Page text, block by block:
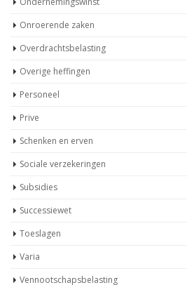
Ondernemingswinst
Onroerende zaken
Overdrachtsbelasting
Overige heffingen
Personeel
Prive
Schenken en erven
Sociale verzekeringen
Subsidies
Successiewet
Toeslagen
Varia